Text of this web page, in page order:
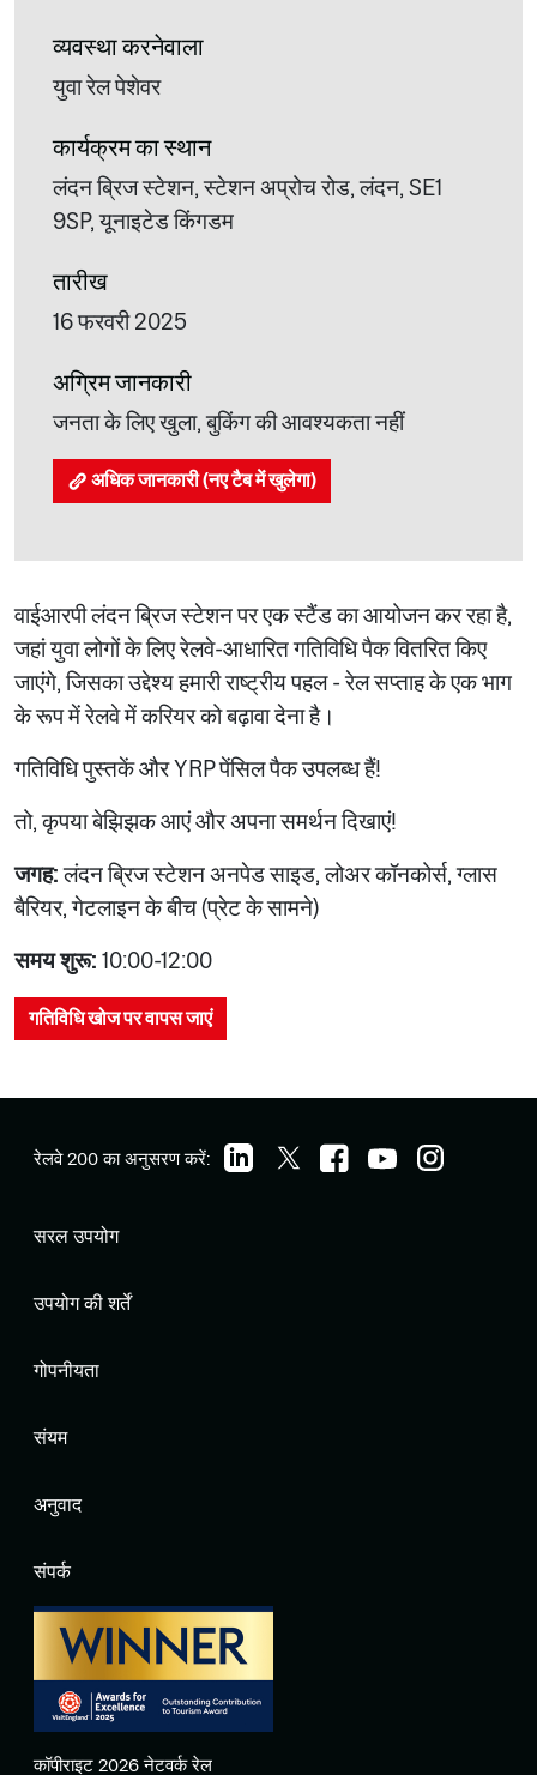
व्यवस्था करनेवाला
युवा रेल पेशेवर
कार्यक्रम का स्थान
लंदन ब्रिज स्टेशन, स्टेशन अप्रोच रोड, लंदन, SE1
9SP, यूनाइटेड किंगडम
तारीख
16 फरवरी 2025
अग्रिम जानकारी
जनता के लिए खुला, बुकिंग की आवश्यकता नहीं
अधिक जानकारी (नए टैब में खुलेगा)
वाईआरपी लंदन ब्रिज स्टेशन पर एक स्टैंड का आयोजन कर रहा है,
जहां युवा लोगों के लिए रेलवे-आधारित गतिविधि पैक वितरित किए
जाएंगे, जिसका उद्देश्य हमारी राष्ट्रीय पहल - रेल सप्ताह के एक भाग
के रूप में रेलवे में करियर को बढ़ावा देना है।
गतिविधि पुस्तकें और YRP पेंसिल पैक उपलब्ध हैं!
तो, कृपया बेझिझक आएं और अपना समर्थन दिखाएं!
जगह:लंदन ब्रिज स्टेशन अनपेड साइड, लोअर कॉनकोर्स, ग्लास
बैरियर, गेटलाइन के बीच (प्रेट के सामने)
समय शुरू: 10:00-12:00
गतिविधि खोज पर वापस जाएं
रेलवे 200 का अनुसरण करें:
सरल उपयोग
उपयोग की शर्तें
गोपनीयता
संयम
अनुवाद
संपर्क
कॉपीराइट 2026 नेटवर्क रेल